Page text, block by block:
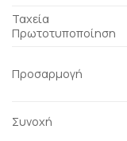
Ταχεία
Πρωτοτυποποίηση
Προσαρμογή
Συνοχή